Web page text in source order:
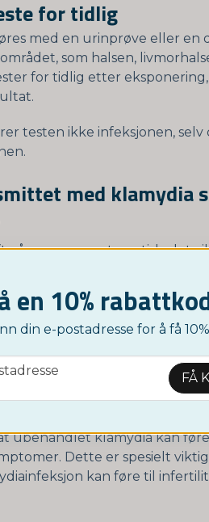
for tidlig
med en urinprøve eller en
som halsen,
for tidlig etter
testen ikke infeksjonen,
med klamydia
å være asymptomatisk, det
en av de minst
kan føre til problemer fordi
ha blitt eksponert for
skal dukke opp. De kommer
hjemme omtrent 2 uker
se om du bærer infeksjonen
ubehandlet klamydia kan
Dette er spesielt
kan føre til
en 10%
din e-postadresse for å få
FÅ